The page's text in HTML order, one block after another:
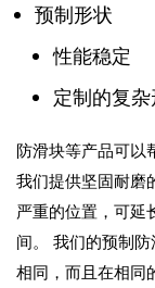
预制形状
性能稳定
定制的复
防滑块等产品可以
我们提供坚固耐磨
严重的位置，可延
间。 我们的预制
相同，而且在相同